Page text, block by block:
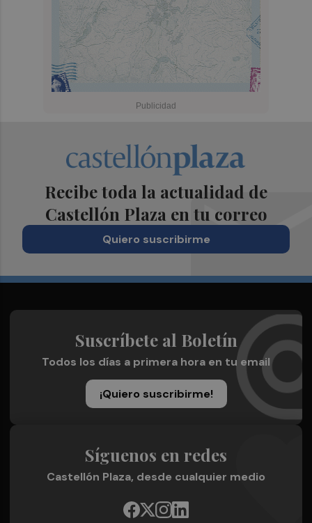
Recibe toda la actualidad de
Castellón Plaza en tu correo
Quiero suscribirme
Suscríbete al Boletín
Todos los días a primera hora en tu email
¡Quiero suscribirme!
Síguenos en redes
Castellón Plaza, desde cualquier medio